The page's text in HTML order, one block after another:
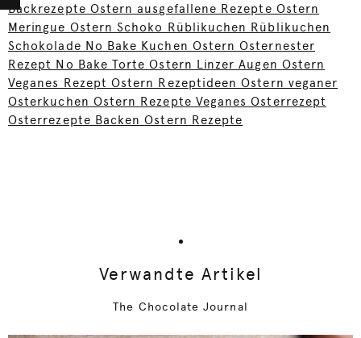
Backrezepte Ostern ausgefallene Rezepte Ostern
Meringue Ostern Schoko Rüblikuchen Rüblikuchen
Schokolade No Bake Kuchen Ostern Osternester
Rezept No Bake Torte Ostern Linzer Augen Ostern
Veganes Rezept Ostern Rezeptideen Ostern veganer
Osterkuchen Ostern Rezepte Veganes Osterrezept
Osterrezepte Backen Ostern Rezepte
Verwandte Artikel
The Chocolate Journal